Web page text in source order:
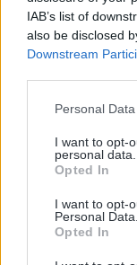
IAB’s list of
also be disclosed
Downstream
Personal
I want to opt-
personal data.
Opted In
I want to opt-
Personal Data.
Opted In
Internet, est
d’établir une